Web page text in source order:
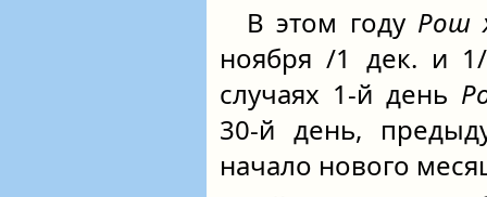
В этом году Рош
ноября /1 дек. и
случаях 1-й день
30‑й день,
начало нового